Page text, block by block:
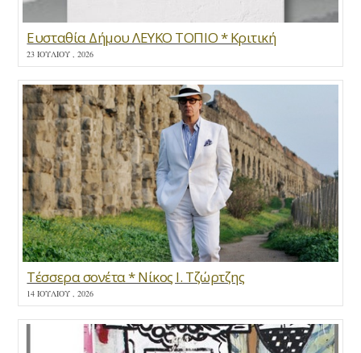
Ευσταθία Δήμου ΛΕΥΚΟ ΤΟΠΙΟ * Κριτική
23 ΙΟΥΛΊΟΥ , 2026
Τέσσερα σονέτα * Νίκος Ι. Τζώρτζης
14 ΙΟΥΛΊΟΥ , 2026